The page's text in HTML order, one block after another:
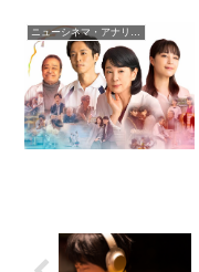
ニューシネマ・アナリティクス